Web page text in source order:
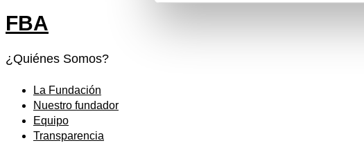
FBA
¿Quiénes Somos?
La Fundación
Nuestro fundador
Equipo
Transparencia